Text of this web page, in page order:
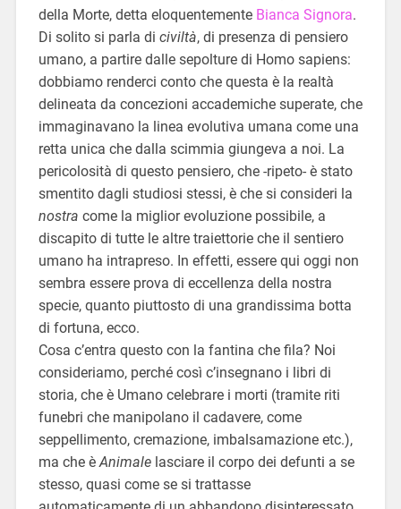
della Morte, detta eloquentemente Bianca Signora.
Di solito si parla di civiltà, di presenza di pensiero
umano, a partire dalle sepolture di Homo sapiens:
dobbiamo renderci conto che questa è la realtà
delineata da concezioni accademiche superate, che
immaginavano la linea evolutiva umana come una
retta unica che dalla scimmia giungeva a noi. La
pericolosità di questo pensiero, che -ripeto- è stato
smentito dagli studiosi stessi, è che si consideri la
nostra come la miglior evoluzione possibile, a
discapito di tutte le altre traiettorie che il sentiero
umano ha intrapreso. In effetti, essere qui oggi non
sembra essere prova di eccellenza della nostra
specie, quanto piuttosto di una grandissima botta
di fortuna, ecco.
Cosa c’entra questo con la fantina che fila? Noi
consideriamo, perché così c’insegnano i libri di
storia, che è Umano celebrare i morti (tramite riti
funebri che manipolano il cadavere, come
seppellimento, cremazione, imbalsamazione etc.),
ma che èAnimalelasciare il corpo dei defunti a se
stesso, quasi come se si trattasse